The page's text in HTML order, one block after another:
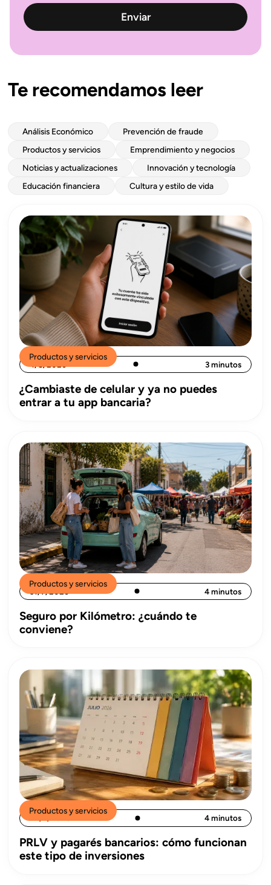
Te recomendamos leer
Análisis Económico
Prevención de fraude
Productos y servicios
Emprendimiento y negocios
Noticias y actualizaciones
Innovación y tecnología
Educación financiera
Cultura y estilo de vida
Productos y servicios
3 minutos
¿Cambiaste de celular y ya no puedes
entrar a tu app bancaria?
Productos y servicios
31/7/2026 4 minutos
Seguro por Kilómetro: ¿cuándo te
conviene?
Productos y servicios
22/7/2026 4 minutos
PRLV y pagarés bancarios: cómo funcionan
este tipo de inversiones